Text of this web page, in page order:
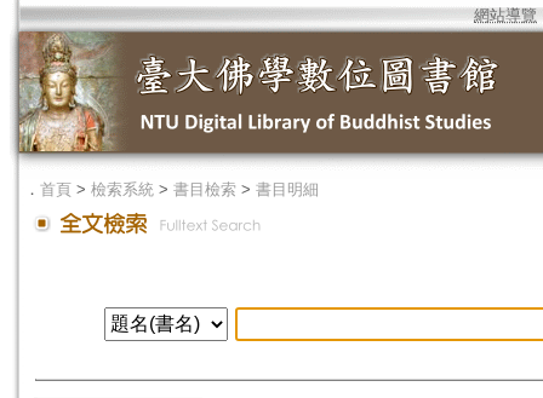
網站導覽
． 首頁 > 檢索系統 > 書目檢索 > 書目明細